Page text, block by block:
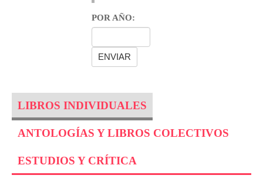
POR AÑO:
LIBROS INDIVIDUALES
ANTOLOGÍAS Y LIBROS COLECTIVOS
ESTUDIOS Y CRÍTICA